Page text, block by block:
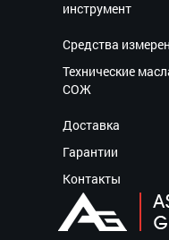
инструмент
Средства
Технические
СОЖ
Доставка
Гарантии
Контакты